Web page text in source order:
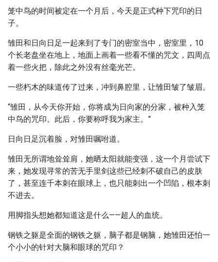
笼中鸟的时间被定在一个月后，今天是正式种下咒印的日
子。
雏田和日向日足一起来到了专门的密室当中，密室里，10
个长老盘坐在地上，地面上画着一些看不懂的咒文，四周点
着一些火把，除此之外没有丝毫光芒。
一些朽木的味道传了过来，冲到鼻腔里，让雏田皱了皱眉。
“雏田，从今天你开始，你将成为日向家的分家，被种入笼
中鸟的咒印。此后，你要称呼我为家主。”
日向日足沉着脸，对雏田嘱咐道。
雏田无所谓地耸耸肩，她晒太阳就能变强，这一个月尝试下
来，她发现寻常的苦无手里剑这些已经刺不破自己的皮肤
了，甚至连千本刺在眼球上，也只能刺出一个凹陷，根本刺
不进去。
用脚指头想她都知道这是什么——超人的血统。
钢铁之躯是全面的钢铁之躯，脑子都是钢脑，她雏田还怕一
个小小的针对大脑和眼球的咒印？